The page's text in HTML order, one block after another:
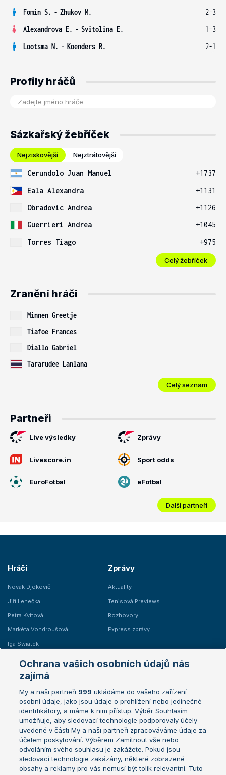
Fomin S. - Zhukov M.
2-3
Alexandrova E. - Svitolina E.
1-3
Lootsma N. - Koenders R. 2-1
Profily hráčů
Sázkařský žebříček
Nejziskovější Nejztrátovější
Cerundolo Juan Manuel
+1737
Eala Alexandra
+1131
Obradovic Andrea
+1126
Guerrieri Andrea
+1045
Torres Tiago
+975
Celý žebříček
Zranění hráči
Minnen Greetje
Tiafoe Frances
Diallo Gabriel
Tararudee Lanlana
Celý seznam
Partneři
Live výsledky Zprávy
Livescore.in Sport odds
EuroFotbal eFotbal
Další partneři
Hráči
Novak Djokovič
Jiří Lehečka
Petra Kvitová
Markéta Vondroušová
Iga Swiatek
Zprávy
Aktuality
Tenisová Previews
Rozhovory
Express zprávy
Žebříčky
Žebříček ATP (muži)
Žebříček WTA (ženy)
Sázkařský žebříček
Australian Open
French Open
Wimbledon
US Open
Turnaj mistrů
Turnaj mistryň
Ochrana vašich osobních údajů nás
zajímá
My a naši partneři 999 ukládáme do vašeho zařízení
osobní údaje, jako jsou údaje o prohlížení nebo jedinečné
identifikátory, a máme k nim přístup. Výběr Souhlasím
umožňuje, aby sledovací technologie podporovaly účely
uvedené v části My a naši partneři zpracováváme údaje za
účelem poskytování. Výběrem Zamítnout vše nebo
odvoláním svého souhlasu je zakážete. Pokud jsou
sledovací technologie zakázány, některé zobrazené
obsahy a reklamy pro vás nemusí být tolik relevantní. Tuto